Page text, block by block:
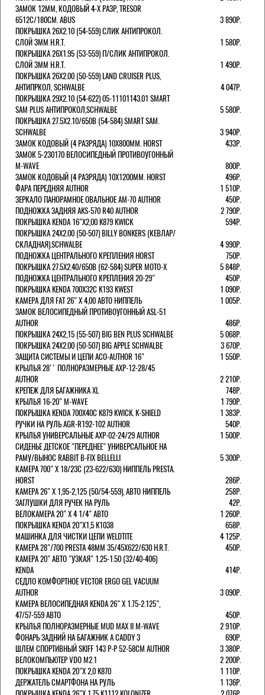
ЗАМОК 12ММ, КОДОВЫЙ 4-Х РАЗР, TRESOR
6512C/180СМ. ABUS
3 890Р.
ПОКРЫШКА 26X2.10 (54-559) СЛИК АНТИПРОКОЛ.
СЛОЙ 3ММ H.R.T.
1 580Р.
ПОКРЫШКА 26X1.95 (53-559) П/СЛИК АНТИПРОКОЛ.
СЛОЙ 3ММ H.R.T.
1 490Р.
ПОКРЫШКА 26X2.00 (50-559) LAND CRUISER PLUS,
АНТИПРКОЛ, SCHWALBE
4 047Р.
ПОКРЫШКА 29X2.10 (54-622) 05-11101143.01 SMART
SAM PLUS АНТИПРОКОЛ,SCHWALBE
5 580Р.
ПОКРЫШКА 27.5X2.10/650B (54-584) SMART SAM.
SCHWALBE
3 940Р.
ЗАМОК КОДОВЫЙ (4 РАЗРЯДА) 10Х800ММ. HORST
433Р.
ЗАМОК 5-230170 ВЕЛОСИПЕДНЫЙ ПРОТИВОУГОННЫЙ
M-WAVE
800Р.
ЗАМОК КОДОВЫЙ (4 РАЗРЯДА) 10Х1200ММ. HORST
496Р.
ФАРА ПЕРЕДНЯЯ AUTHOR
1 510Р.
ЗЕРКАЛО ПАНОРАМНОЕ ОВАЛЬНОЕ AM-70 AUTHOR
450Р.
ПОДНОЖКА ЗАДНЯЯ AKS-570 R40 AUTHOR
2 790Р.
ПОКРЫШКА KENDA 16"Х2,00 K879 KWICK
594Р.
ПОКРЫШКА 24X2.00 (50-507) BILLY BONKERS (КЕВЛАР/
СКЛАДНАЯ).SCHWALBE
4 990Р.
ПОДНОЖКА ЦЕНТРАЛЬНОГО КРЕПЛЕНИЯ HORST
750Р.
ПОКРЫШКА 27.5X2.40/650B (62-584) SUPER MOTO-X
5 848Р.
ПОДНОЖКА ЦЕНТРАЛЬНОГО КРЕПЛЕНИЯ 20-29"
450Р.
ПОКРЫШКА KENDA 700Х32С K193 KWEST
1 090Р.
КАМЕРА ДЛЯ FAT 26" X 4,00 АВТО НИППЕЛЬ
1 005Р.
ЗАМОК ВЕЛОСИПЕДНЫЙ ПРОТИВОУГОННЫЙ ASL-51
AUTHOR
486Р.
ПОКРЫШКА 24X2,15 (55-507) BIG BEN PLUS SCHWALBE
5 068Р.
ПОКРЫШКА 24X2.00 (50-507) BIG APPLE SCHWALBE
3 670Р.
ЗАЩИТА СИСТЕМЫ И ЦЕПИ ACO-AUTHOR 16"
1 550Р.
КРЫЛЬЯ 28'' ПОЛНОРАЗМЕРНЫЕ AXP-12-28/45
AUTHOR
2 210Р.
КРЕПЕЖ ДЛЯ БАГАЖНИКА XL
748Р.
КРЫЛЬЯ 16-20" M-WAVE
1 790Р.
ПОКРЫШКА KENDA 700Х40С K879 KWICK. K-SHIELD
1 383Р.
РУЧКИ НА РУЛЬ AGR-R192-102 AUTHOR
540Р.
КРЫЛЬЯ УНИВЕРСАЛЬНЫЕ AXP-02-24/29 AUTHOR
1 500Р.
СИДЕНЬЕ ДЕТСКОЕ "ПЕРЕДНЕЕ" УНИВЕРСАЛЬНОЕ НА
РАМУ/ВЫНОС RABBIT B-FIX BELLELLI
5 300Р.
КАМЕРА 700" Х 18/23C (23-622/630) НИППЕЛЬ PRESTA.
HORST
286Р.
КАМЕРА 26" X 1,95-2,125 (50/54-559), АВТО НИППЕЛЬ
258Р.
ЗАГЛУШКИ ДЛЯ РУЧЕК НА РУЛЬ
42Р.
ВЕЛОКАМЕРА 20" Х 4 1/4" АВТО
1 260Р.
ПОКРЫШКА KENDA 20"Х1,5 K1038
658Р.
МАШИНКА ДЛЯ ЧИСТКИ ЦЕПИ WELDTITE
4 125Р.
КАМЕРА 28"/700 PRESTA 48ММ 35/45Х622/630 H.R.T.
450Р.
КАМЕРА 20" АВТО "УЗКАЯ" 1.25-1.50 (32/40-406)
KENDA
414Р.
СЕДЛО КОМФОРТНОЕ VECTOR ERGO GEL VACUUM
AUTHOR
3 090Р.
КАМЕРА ВЕЛОСИПЕДНАЯ KENDA 26" Х 1.75-2.125",
47/57-559 АВТО
450Р.
КРЫЛЬЯ ПОЛНОРАЗМЕРНЫЕ MUD MAX II M-WAVE
2 910Р.
ФОНАРЬ ЗАДНИЙ НА БАГАЖНИК A CADDY 3
690Р.
ШЛЕМ СПОРТИВНЫЙ SKIFF 143 Р-Р 52-58СМ AUTHOR
3 380Р.
ВЕЛОКОМПЬЮТЕР VDO M2.1
2 200Р.
ПОКРЫШКА KENDA 20"Х 2,0 K870
1 110Р.
ДЕРЖАТЕЛЬ СМАРТФОНА НА РУЛЬ
1 136Р.